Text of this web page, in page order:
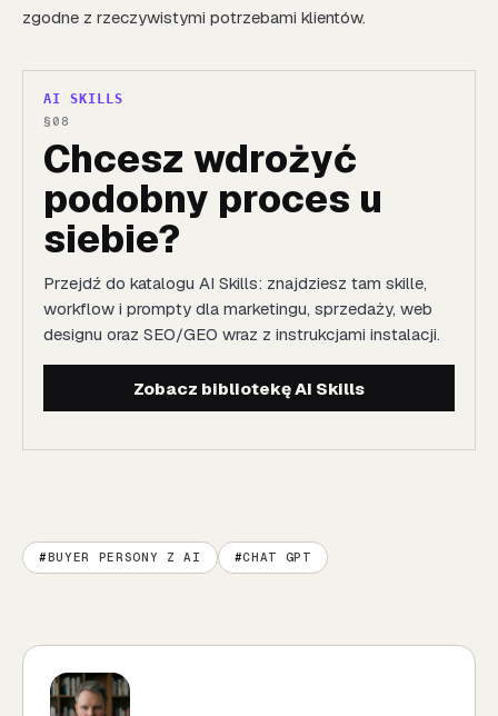
zgodne z rzeczywistymi potrzebami klientów.
AI SKILLS
Chcesz wdrożyć
podobny proces u
siebie?
Przejdź do katalogu AI Skills: znajdziesz tam skille,
workflow i prompty dla marketingu, sprzedaży, web
designu oraz SEO/GEO wraz z instrukcjami instalacji.
Zobacz bibliotekę AI Skills
BUYER PERSONY Z AI CHAT GPT